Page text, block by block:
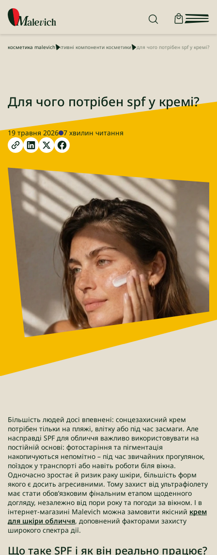
косметика malevich
блог активні компоненти косметики для чого потрібен spf у кремі?
Для чого потрібен spf у кремі?
19 травня 2026 7 хвилин читання
Більшість людей досі впевнені: сонцезахисний крем
потрібен тільки на пляжі, влітку або під час засмаги. Але
насправді SPF для обличчя важливо використовувати на
постійній основі: фотостаріння та пігментація
накопичуються непомітно – під час звичайних прогулянок,
поїздок у транспорті або навіть роботи біля вікна.
Одночасно зростає й ризик раку шкіри, більшість форм
якого є досить агресивними. Тому захист від ультрафіолету
має стати обов’язковим фінальним етапом щоденного
догляду, незалежно від пори року та погоди за вікном. І в
інтернет-магазині Malevich можна замовити якісний крем
для шкіри обличчя, доповнений факторами захисту
широкого спектра дії.
Що таке SPF і як він реально працює?